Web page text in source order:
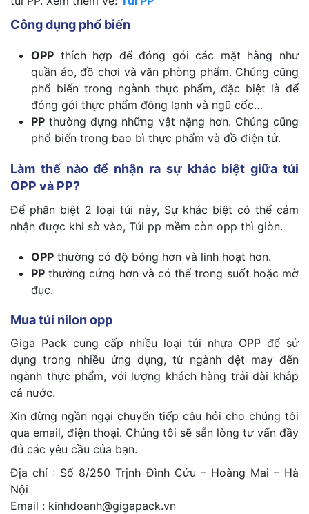
Công dụng phổ biến
OPP thích hợp để đóng gói các mặt hàng như
quần áo, đồ chơi và văn phòng phẩm. Chúng cũng
phổ biến trong ngành thực phẩm, đặc biệt là để
đóng gói thực phẩm đông lạnh và ngũ cốc…
PP thường đựng những vật nặng hơn. Chúng cũng
phổ biến trong bao bì thực phẩm và đồ điện tử.
Làm thế nào để nhận ra sự khác biệt giữa túi
OPP và PP?
Để phân biệt 2 loại túi này, Sự khác biệt có thể cảm
nhận được khi sờ vào, Túi pp mềm còn opp thì giòn.
OPP thường có độ bóng hơn và linh hoạt hơn.
PP thường cứng hơn và có thể trong suốt hoặc mờ
đục.
Mua túi nilon opp
Giga Pack cung cấp nhiều loại túi nhựa OPP để sử
dụng trong nhiều ứng dụng, từ ngành dệt may đến
ngành thực phẩm, với lượng khách hàng trải dài khắp
cả nước.
Xin đừng ngần ngại chuyển tiếp câu hỏi cho chúng tôi
qua email, điện thoại. Chúng tôi sẽ sẵn lòng tư vấn đầy
đủ các yêu cầu của bạn.
Địa chỉ : Số 8/250 Trịnh Đình Cửu – Hoàng Mai – Hà
Nội
Email : kinhdoanh@gigapack.vn